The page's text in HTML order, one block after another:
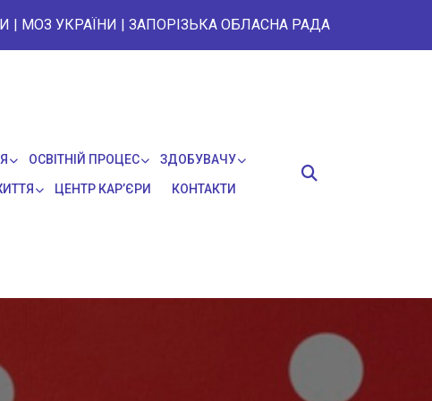
| МОЗ УКРАЇНИ | ЗАПОРІЗЬКА ОБЛАСНА РАДА
ОСВІТНІЙ ПРОЦЕС ЗДОБУВАЧУ
ЦЕНТР КАР’ЄРИ КОНТАКТИ